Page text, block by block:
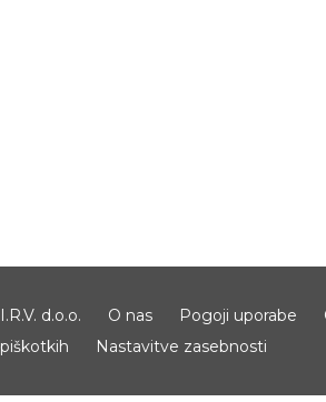
I.R.V. d.o.o. O nas Pogoji uporabe
piškotkih
Nastavitve zasebnosti